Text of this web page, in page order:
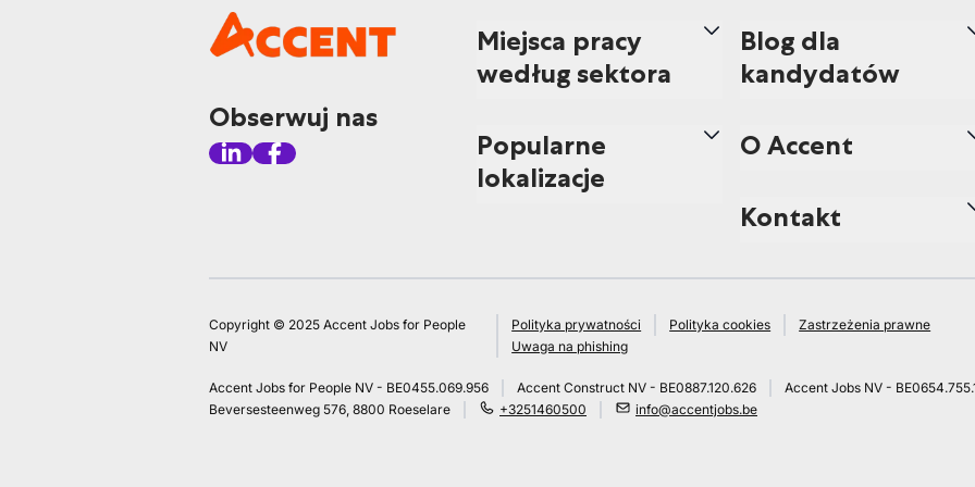
Obserwuj nas
Miejsca pracy
według sektora
Popularne
lokalizacje
Blog dla
kandydatów
O Accent
Kontakt
Copyright © 2025 Accent Jobs for People
NV
Polityka prywatności Polityka cookies
Zastrzeżenia prawne
Uwaga na phishing
Accent Jobs for People NV - BE0455.069.956 Accent Construct NV - BE0887.120.626
Accent Jobs NV -
Beversesteenweg 576, 8800 Roeselare
+3251460500 info@accentjobs.be